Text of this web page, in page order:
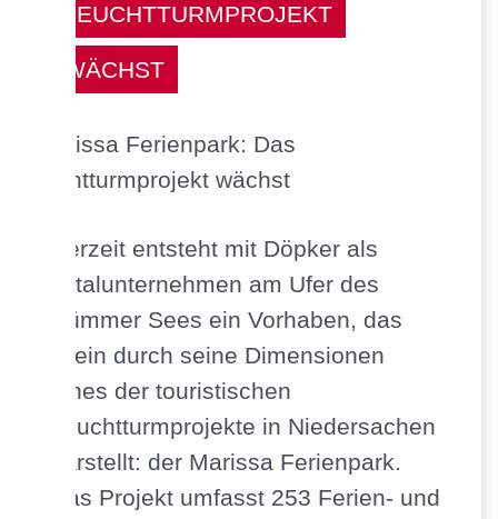
LEUCHTTURMPROJEKT
WÄCHST
Derzeit entsteht mit Döpker als
Totalunternehmen am Ufer des
Dümmer Sees ein Vorhaben, das
allein durch seine Dimensionen
eines der touristischen
Leuchtturmprojekte in Niedersachen
darstellt: der Marissa Ferienpark.
Das Projekt umfasst 253 Ferien- und